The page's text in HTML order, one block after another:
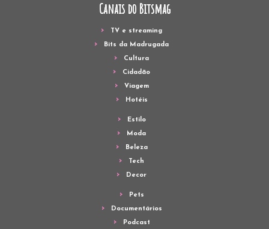
Canais do Bitsmag
TV e streaming
Bits da Madrugada
Cultura
Cidadão
Viagem
Hotéis
Estilo
Moda
Beleza
Tech
Decor
Pets
Documentários
Podcast